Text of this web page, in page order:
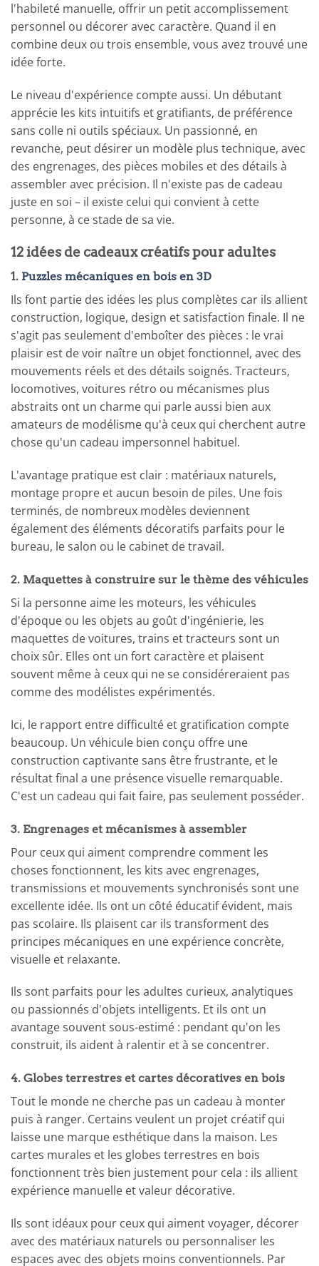
l'habileté manuelle, offrir un petit accomplissement
personnel ou décorer avec caractère. Quand il en
combine deux ou trois ensemble, vous avez trouvé une
idée forte.
Le niveau d'expérience compte aussi. Un débutant
apprécie les kits intuitifs et gratifiants, de préférence
sans colle ni outils spéciaux. Un passionné, en
revanche, peut désirer un modèle plus technique, avec
des engrenages, des pièces mobiles et des détails à
assembler avec précision. Il n'existe pas de cadeau
juste en soi – il existe celui qui convient à cette
personne, à ce stade de sa vie.
12 idées de cadeaux créatifs pour adultes
1. Puzzles mécaniques en bois en 3D
Ils font partie des idées les plus complètes car ils allient
construction, logique, design et satisfaction finale. Il ne
s'agit pas seulement d'emboîter des pièces : le vrai
plaisir est de voir naître un objet fonctionnel, avec des
mouvements réels et des détails soignés. Tracteurs,
locomotives, voitures rétro ou mécanismes plus
abstraits ont un charme qui parle aussi bien aux
amateurs de modélisme qu'à ceux qui cherchent autre
chose qu'un cadeau impersonnel habituel.
L'avantage pratique est clair : matériaux naturels,
montage propre et aucun besoin de piles. Une fois
terminés, de nombreux modèles deviennent
également des éléments décoratifs parfaits pour le
bureau, le salon ou le cabinet de travail.
2. Maquettes à construire sur le thème des véhicules
Si la personne aime les moteurs, les véhicules
d'époque ou les objets au goût d'ingénierie, les
maquettes de voitures, trains et tracteurs sont un
choix sûr. Elles ont un fort caractère et plaisent
souvent même à ceux qui ne se considéreraient pas
comme des modélistes expérimentés.
Ici, le rapport entre difficulté et gratification compte
beaucoup. Un véhicule bien conçu offre une
construction captivante sans être frustrante, et le
résultat final a une présence visuelle remarquable.
C'est un cadeau qui fait faire, pas seulement posséder.
3. Engrenages et mécanismes à assembler
Pour ceux qui aiment comprendre comment les
choses fonctionnent, les kits avec engrenages,
transmissions et mouvements synchronisés sont une
excellente idée. Ils ont un côté éducatif évident, mais
pas scolaire. Ils plaisent car ils transforment des
principes mécaniques en une expérience concrète,
visuelle et relaxante.
Ils sont parfaits pour les adultes curieux, analytiques
ou passionnés d'objets intelligents. Et ils ont un
avantage souvent sous-estimé : pendant qu'on les
construit, ils aident à ralentir et à se concentrer.
4. Globes terrestres et cartes décoratives en bois
Tout le monde ne cherche pas un cadeau à monter
puis à ranger. Certains veulent un projet créatif qui
laisse une marque esthétique dans la maison. Les
cartes murales et les globes terrestres en bois
fonctionnent très bien justement pour cela : ils allient
expérience manuelle et valeur décorative.
Ils sont idéaux pour ceux qui aiment voyager, décorer
avec des matériaux naturels ou personnaliser les
espaces avec des objets moins conventionnels. Par